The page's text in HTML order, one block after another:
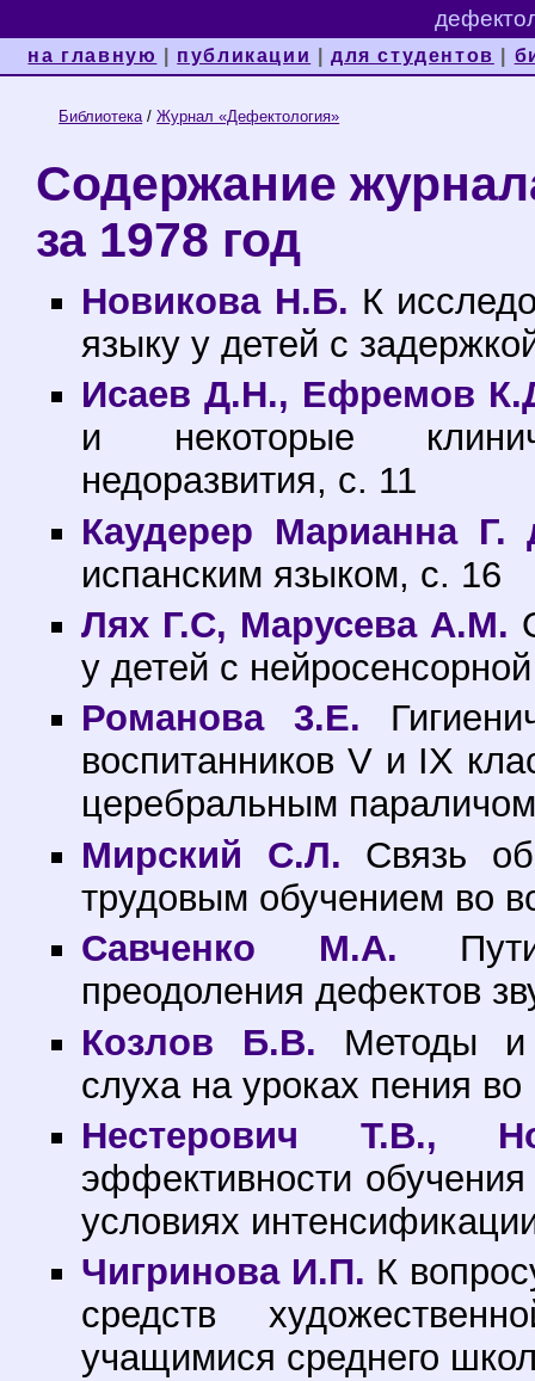
на главную публикации |для студентов
Библиотека/Журнал «Дефектология»
Содержание
за 1978 год
Новикова Н.Б. К
языку у детей с
Исаев Д.Н., Ефремов
и некоторые
недоразвития, с. 11
Каудерер Марианна Г.
испанским языком, с. 16
Лях Г.С, Марусева А.М.
у детей с
Романова 3.Е.
воспитанников V и IX
церебральным
Мирский С.Л. Связь
трудовым обучением во
Савченко М.А. Пути
преодоления дефектов
Козлов Б.В. Методы и
слуха на уроках пения
Нестерович Т.В.,
эффективности
условиях
Чигринова И.П. К
средств
учащимися среднего